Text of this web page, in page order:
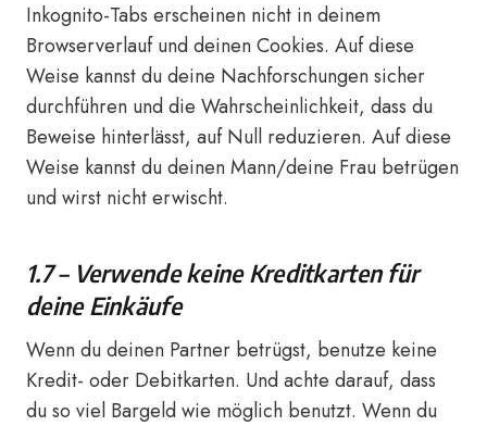
Inkognito-Tabs erscheinen nicht in deinem
Browserverlauf und deinen Cookies. Auf diese
Weise kannst du deine Nachforschungen sicher
durchführen und die Wahrscheinlichkeit, dass du
Beweise hinterlässt, auf Null reduzieren. Auf diese
Weise kannst du deinen Mann/deine Frau betrügen
und wirst nicht erwischt.
1.7 – Verwende keine Kreditkarten für
deine Einkäufe
Wenn du deinen Partner betrügst, benutze keine
Kredit- oder Debitkarten. Und achte darauf, dass
du so viel Bargeld wie möglich benutzt. Wenn du